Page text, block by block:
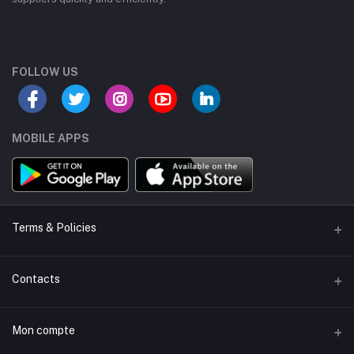
FOLLOW US
MOBILE APPS
Terms & Policies
Buyer Protection
Product Listing Policy
Contacts
Adresse
Mon compte